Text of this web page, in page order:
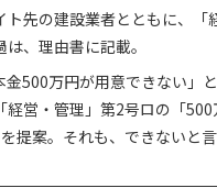
ト先の建設業者とともに、
、理由書に記載。
500万円が用意できない」と
経営・管理」第2号ロの「
を提案。それも、できないと